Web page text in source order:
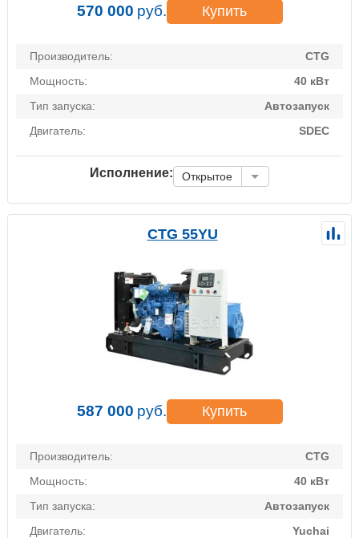
570 000 руб. Купить
Производитель:
CTG
Мощность:
40 кВт
Тип запуска:
Автозапуск
Двигатель:
SDEC
Исполнение: Открытое
CTG 55YU
587 000 руб. Купить
Производитель:
CTG
Мощность:
40 кВт
Тип запуска:
Автозапуск
Двигатель:
Yuchai